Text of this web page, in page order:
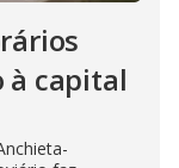
à capital